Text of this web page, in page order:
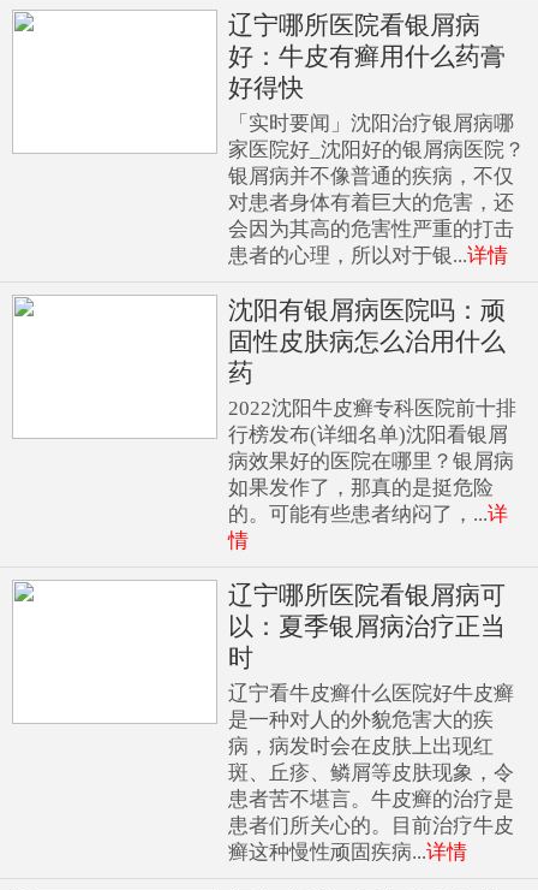
辽宁哪所医院看银屑病
好：牛皮有癣用什么药膏
好得快
「实时要闻」沈阳治疗银屑病哪
家医院好_沈阳好的银屑病医院？
银屑病并不像普通的疾病，不仅
对患者身体有着巨大的危害，还
会因为其高的危害性严重的打击
患者的心理，所以对于银...详情
沈阳有银屑病医院吗：顽
固性皮肤病怎么治用什么
药
2022沈阳牛皮癣专科医院前十排
行榜发布(详细名单)沈阳看银屑
病效果好的医院在哪里？银屑病
如果发作了，那真的是挺危险
的。可能有些患者纳闷了，...详
情
辽宁哪所医院看银屑病可
以：夏季银屑病治疗正当
时
辽宁看牛皮癣什么医院好牛皮癣
是一种对人的外貌危害大的疾
病，病发时会在皮肤上出现红
斑、丘疹、鳞屑等皮肤现象，令
患者苦不堪言。牛皮癣的治疗是
患者们所关心的。目前治疗牛皮
癣这种慢性顽固疾病...详情